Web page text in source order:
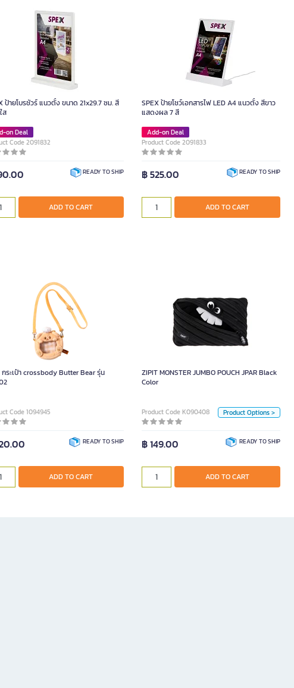
ป้ายโบรชัวร์ แนวตั้ง ขนาด 21x29.7 ซม. สี
ส
on Deal
Code 2091832
READY TO SHIP
ADD TO CART
SPEX ป้ายโชว์เอกสารไฟ LED A4 แนวตั้ง สีขาว
แสดงผล 7 สี
Add-on Deal
Product Code 2091833
฿ 525.00 READY TO SHIP
ADD TO CART
กระเป๋า crossbody Butter Bear รุ่น
Code 1094945
READY TO SHIP
ADD TO CART
ZIPIT MONSTER JUMBO POUCH JPAR Black
Color
Product Code K090408 Product Options >
฿ 149.00 READY TO SHIP
ADD TO CART
ZIPIT MONSTER JUMBO POUCH JPAR Black
Color
LightBlue
Unit
ADD TO CART